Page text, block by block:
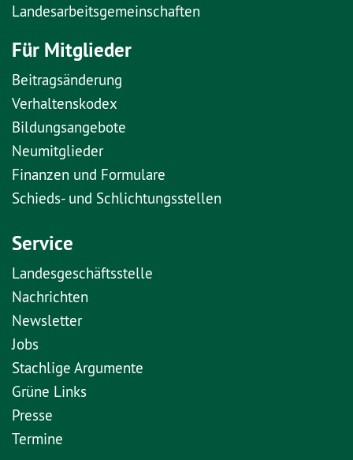
Landesarbeitsgemeinschaften
Für Mitglieder
Beitragsänderung
Verhaltenskodex
Bildungsangebote
Neumitglieder
Finanzen und Formulare
Schieds- und Schlichtungsstellen
Service
Landesgeschäftsstelle
Nachrichten
Newsletter
Jobs
Stachlige Argumente
Grüne Links
Presse
Termine